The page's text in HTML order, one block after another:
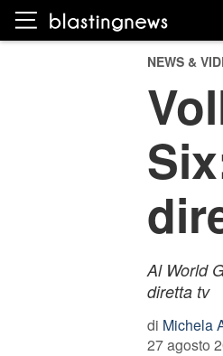
NEWS &
Al World
diretta tv
di Michela
27 agosto